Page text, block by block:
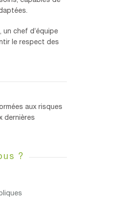
chef d’équipe
le respect des
aux risques
dernières
?